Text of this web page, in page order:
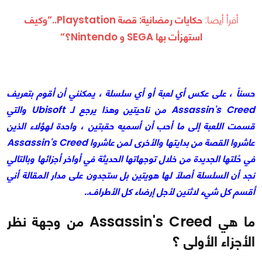
أقرأ أيضا:
حكايات رمضانية: قصة Playstation..”وكيف
استهزأت بها SEGA و Nintendo؟”
حسناً ، على عكس أي لعبة أو أي سلسلة ، يمكنني أن أقوم بتعريف
Assassin's Creed من ناحيتين وهذا يرجع لـ Ubisoft والتي
قسمت اللعبة إلى ما أحب أن أسميه حقبتين ، واحدة لهؤلاء الذين
عاشروا القصة من بدايتها والأخرى لمن عاشروا Assassin's Creed
في حُلتها الجديدة من خلال توجهاتها الحديثة في أواخر أجزائها وبالتالي
نجد أن السلسلة أصلاً لها هويتين بل ستجدون على مدار المقالة أني
أقسم كل شيء لاثنين لأجل إرضاء كل الأطراف..
ما هي Assassin's Creed من وجهة نظر
الأجزاء الأولى ؟